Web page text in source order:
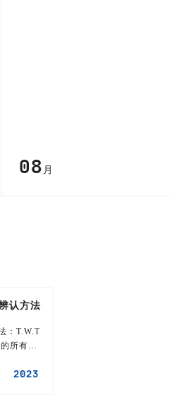
08 月
认方法
：T.W.T
2023